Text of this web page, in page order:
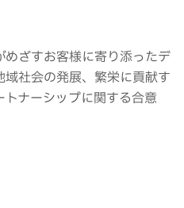
ざすお客様に寄り添ったデ
社会の発展、繁栄に貢献す
ナーシップに関する合意